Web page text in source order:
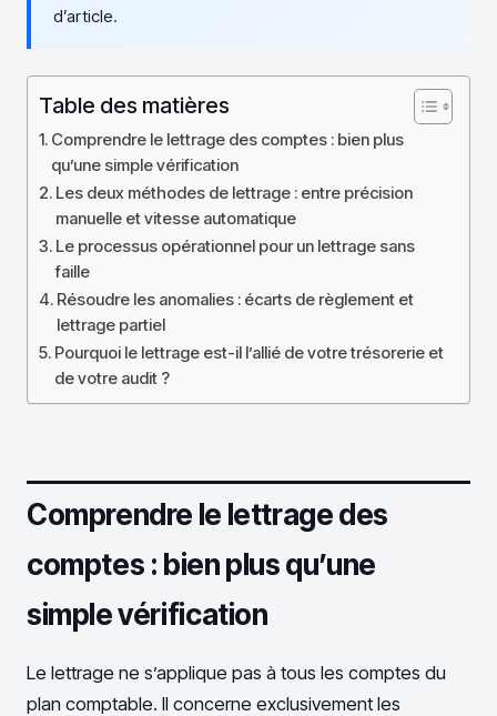
d’article.
Table des matières
Comprendre le lettrage des comptes : bien plus
qu’une simple vérification
Les deux méthodes de lettrage : entre précision
manuelle et vitesse automatique
Le processus opérationnel pour un lettrage sans
faille
Résoudre les anomalies : écarts de règlement et
lettrage partiel
Pourquoi le lettrage est-il l’allié de votre trésorerie et
de votre audit ?
Comprendre le lettrage des
comptes : bien plus qu’une
simple vérification
Le lettrage ne s’applique pas à tous les comptes du
plan comptable. Il concerne exclusivement les